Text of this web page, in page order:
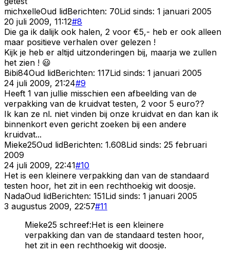
michxelleOud lidBerichten: 70Lid sinds: 1 januari 2005
20 juli 2009, 11:12#8
Die ga ik dalijk ook halen, 2 voor €5,- heb er ook alleen
maar positieve verhalen over gelezen !
Kijk je heb er altijd uitzonderingen bij, maarja we zullen
het zien ! 😃
Bibi84Oud lidBerichten: 117Lid sinds: 1 januari 2005
24 juli 2009, 21:24#9
Heeft 1 van jullie misschien een afbeelding van de
verpakking van de kruidvat testen, 2 voor 5 euro??
Ik kan ze nl. niet vinden bij onze kruidvat en dan kan ik
binnenkort even gericht zoeken bij een andere
kruidvat...
Mieke25Oud lidBerichten: 1.608Lid sinds: 25 februari
2009
24 juli 2009, 22:41#10
Het is een kleinere verpakking dan van de standaard
testen hoor, het zit in een rechthoekig wit doosje.
NadaOud lidBerichten: 151Lid sinds: 1 januari 2005
3 augustus 2009, 22:57#11
Mieke25 schreef:Het is een kleinere
verpakking dan van de standaard testen hoor,
het zit in een rechthoekig wit doosje.